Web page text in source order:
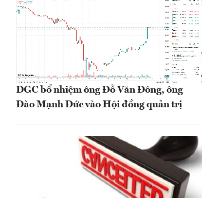
DGC bổ nhiệm ông Đỗ Văn Đông, ông
Đào Mạnh Đức vào Hội đồng quản trị